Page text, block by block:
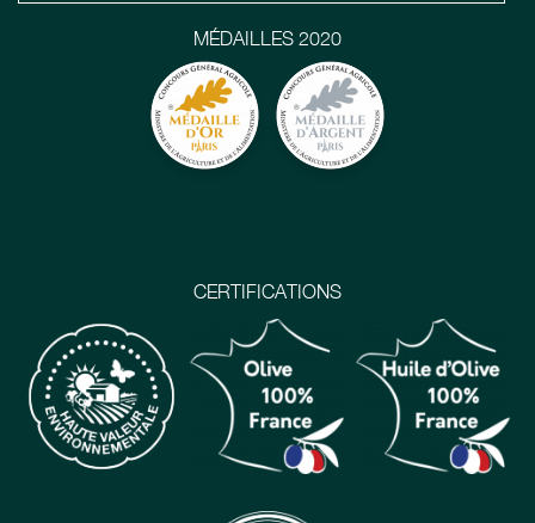
CERTIFICATIONS
MÉDAILLES 2020